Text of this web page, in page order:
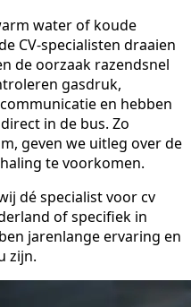
water of koude
CV-specialisten draaien
de oorzaak razendsnel
gasdruk,
en hebben
in de bus. Zo
geven we uitleg over de
te voorkomen.
dé specialist voor cv
of specifiek in
jarenlange ervaring en
zijn.